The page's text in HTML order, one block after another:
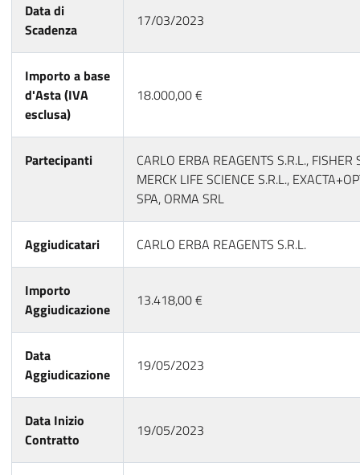
Data di
Scadenza
17/03/2023
Importo a base
d'Asta (IVA
esclusa)
18.000,00 €
Partecipanti
CARLO ERBA REAGENTS S.R.L., FISHER
MERCK LIFE SCIENCE S.R.L.,
SPA, ORMA SRL
Aggiudicatari CARLO ERBA REAGENTS S.R.L.
Importo
Aggiudicazione
13.418,00 €
Data
Aggiudicazione
19/05/2023
Data Inizio
Contratto
19/05/2023